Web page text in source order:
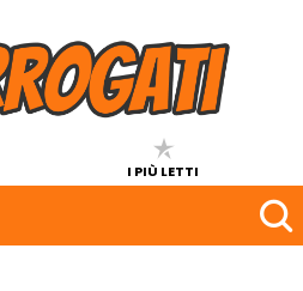
I PIÙ LETTI